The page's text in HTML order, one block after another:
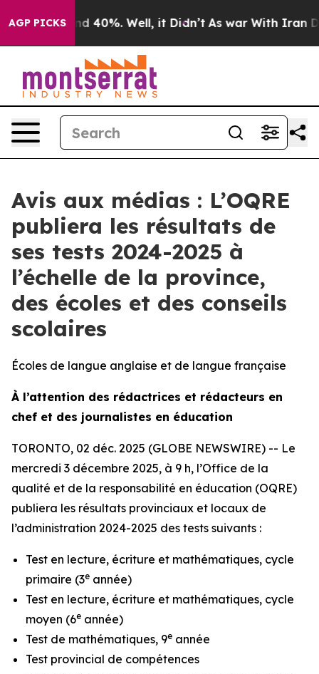
AGP PICKS
Around 40%. Well, it Didn’t As war With Iran
Avis aux médias : L’OQRE
publiera les résultats de
ses tests 2024-2025 à
l’échelle de la province,
des écoles et des conseils
scolaires
Écoles de langue anglaise et de langue française
À l’attention des rédactrices et rédacteurs en
chef et des journalistes en éducation
TORONTO, 02 déc. 2025 (GLOBE NEWSWIRE) -- Le
mercredi 3 décembre 2025, à 9 h, l’Office de la
qualité et de la responsabilité en éducation (OQRE)
publiera les résultats provinciaux et locaux de
l’administration 2024-2025 des tests suivants :
Test en lecture, écriture et mathématiques, cycle
primaire (3e année)
Test en lecture, écriture et mathématiques, cycle
moyen (6e année)
Test de mathématiques, 9e année
Test provincial de compétences